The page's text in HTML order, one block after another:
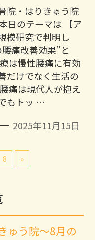
院・はりきゅう院
日のテーマは 【ア
模研究で判明し
痛改善効果”と
は慢性腰痛に有効
だけでなく生活の
痛は現代人が抱え
もトッ …
2025年11月15日
8 »
ゅう院～8月の